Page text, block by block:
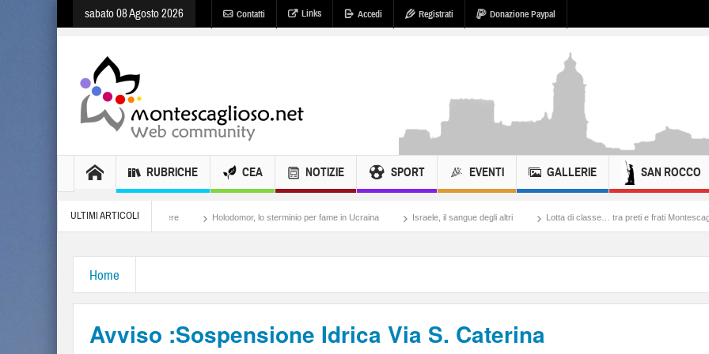
sabato 08 Agosto 2026 Contatti Links Accedi Registrati Donazione Paypal
RUBRICHE CEA NOTIZIE SPORT EVENTI GALLERIE SAN ROCCO
ULTIMI ARTICOLI
Meloni, il lamento al potere Holodomor, lo sterminio per fame in Ucraina Israele, il sangue degli altri Lotta di classe… tra preti e frati Montescaglioso
Home
Avviso :Sospensione Idrica Via S. Caterina